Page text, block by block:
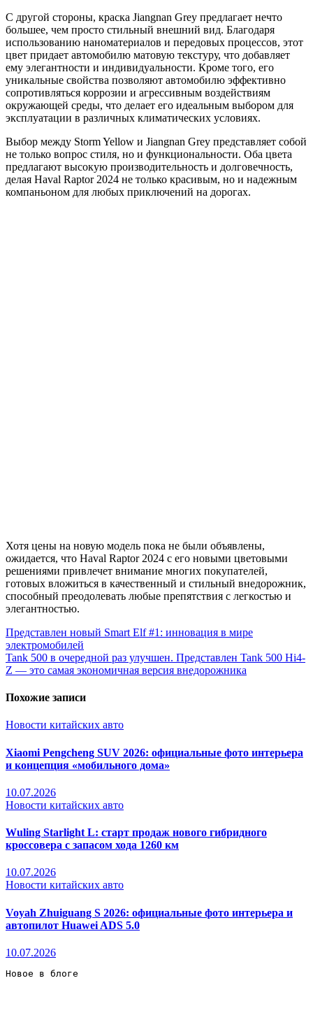
С другой стороны, краска Jiangnan Grey предлагает нечто
большее, чем просто стильный внешний вид. Благодаря
использованию наноматериалов и передовых процессов, этот
цвет придает автомобилю матовую текстуру, что добавляет
ему элегантности и индивидуальности. Кроме того, его
уникальные свойства позволяют автомобилю эффективно
сопротивляться коррозии и агрессивным воздействиям
окружающей среды, что делает его идеальным выбором для
эксплуатации в различных климатических условиях.
Выбор между Storm Yellow и Jiangnan Grey представляет собой
не только вопрос стиля, но и функциональности. Оба цвета
предлагают высокую производительность и долговечность,
делая Haval Raptor 2024 не только красивым, но и надежным
компаньоном для любых приключений на дорогах.
Хотя цены на новую модель пока не были объявлены,
ожидается, что Haval Raptor 2024 с его новыми цветовыми
решениями привлечет внимание многих покупателей,
готовых вложиться в качественный и стильный внедорожник,
способный преодолевать любые препятствия с легкостью и
элегантностью.
Представлен новый Smart Elf #1: инновация в мире
электромобилей
Tank 500 в очередной раз улучшен. Представлен Tank 500 Hi4-
Z — это самая экономичная версия внедорожника
Похожие записи
Новости китайских авто
Xiaomi Pengcheng SUV 2026: официальные фото интерьера
и концепция «мобильного дома»
10.07.2026
Новости китайских авто
Wuling Starlight L: старт продаж нового гибридного
кроссовера с запасом хода 1260 км
10.07.2026
Новости китайских авто
Voyah Zhuiguang S 2026: официальные фото интерьера и
автопилот Huawei ADS 5.0
10.07.2026
Новое в блоге